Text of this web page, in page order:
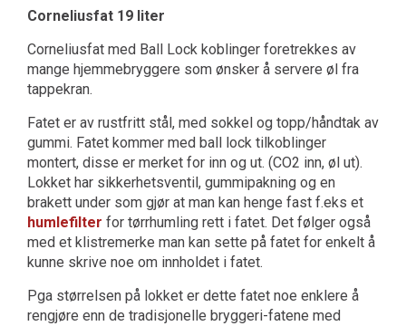
Corneliusfat 19 liter
Corneliusfat med Ball Lock koblinger foretrekkes av
mange hjemmebryggere som ønsker å servere øl fra
tappekran.
Fatet er av rustfritt stål, med sokkel og topp/håndtak av
gummi. Fatet kommer med ball lock tilkoblinger
montert, disse er merket for inn og ut. (CO2 inn, øl ut).
Lokket har sikkerhetsventil, gummipakning og en
brakett under som gjør at man kan henge fast f.eks et
humlefilter for tørrhumling rett i fatet. Det følger også
med et klistremerke man kan sette på fatet for enkelt å
kunne skrive noe om innholdet i fatet.
Pga størrelsen på lokket er dette fatet noe enklere å
rengjøre enn de tradisjonelle bryggeri-fatene med